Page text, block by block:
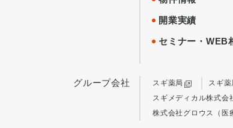
開業実績
セミナー・WEB
グループ会社 スギ薬局
スギ
スギメディカル株式会
株式会社グロウス（医